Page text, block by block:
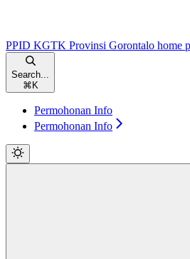
PPID KGTK Provinsi Gorontalo home
Search...
⌘ K
Permohonan Info
Permohonan Info